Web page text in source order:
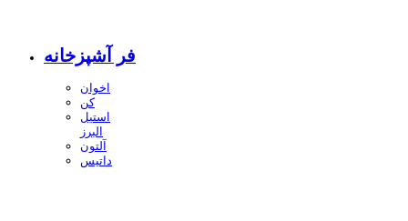
فر آشپزخانه
اخوان
کن
استیل
البرز
آلتون
داتیس